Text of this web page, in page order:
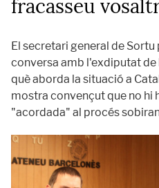
fracasseu
El secretari general de
conversa amb l'exdiputat de
què aborda la situació a
mostra convençut que no hi
"acordada" al procés